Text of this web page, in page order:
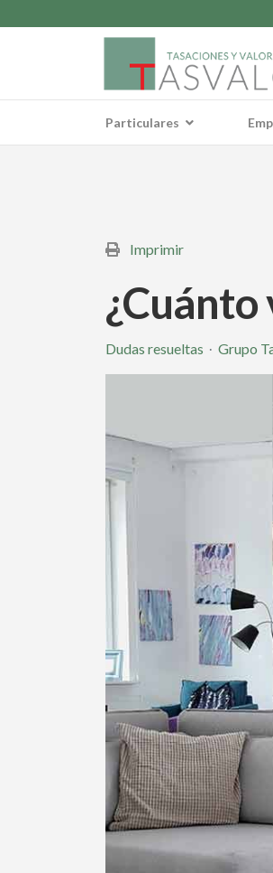
Particulares
Imprimir
¿Cuánto
Dudas resueltas Grupo